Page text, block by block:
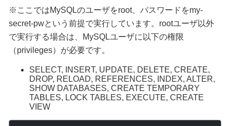
※ここではMySQLのユーザをroot、パスワードをmy-
secret-pwという前提で実行しています。rootユーザ以外
で実行する場合は、MySQLユーザに以下の権限
（privileges）が必要です。
SELECT, INSERT, UPDATE, DELETE, CREATE,
DROP, RELOAD, REFERENCES, INDEX, ALTER,
SHOW DATABASES, CREATE TEMPORARY
TABLES, LOCK TABLES, EXECUTE, CREATE
VIEW